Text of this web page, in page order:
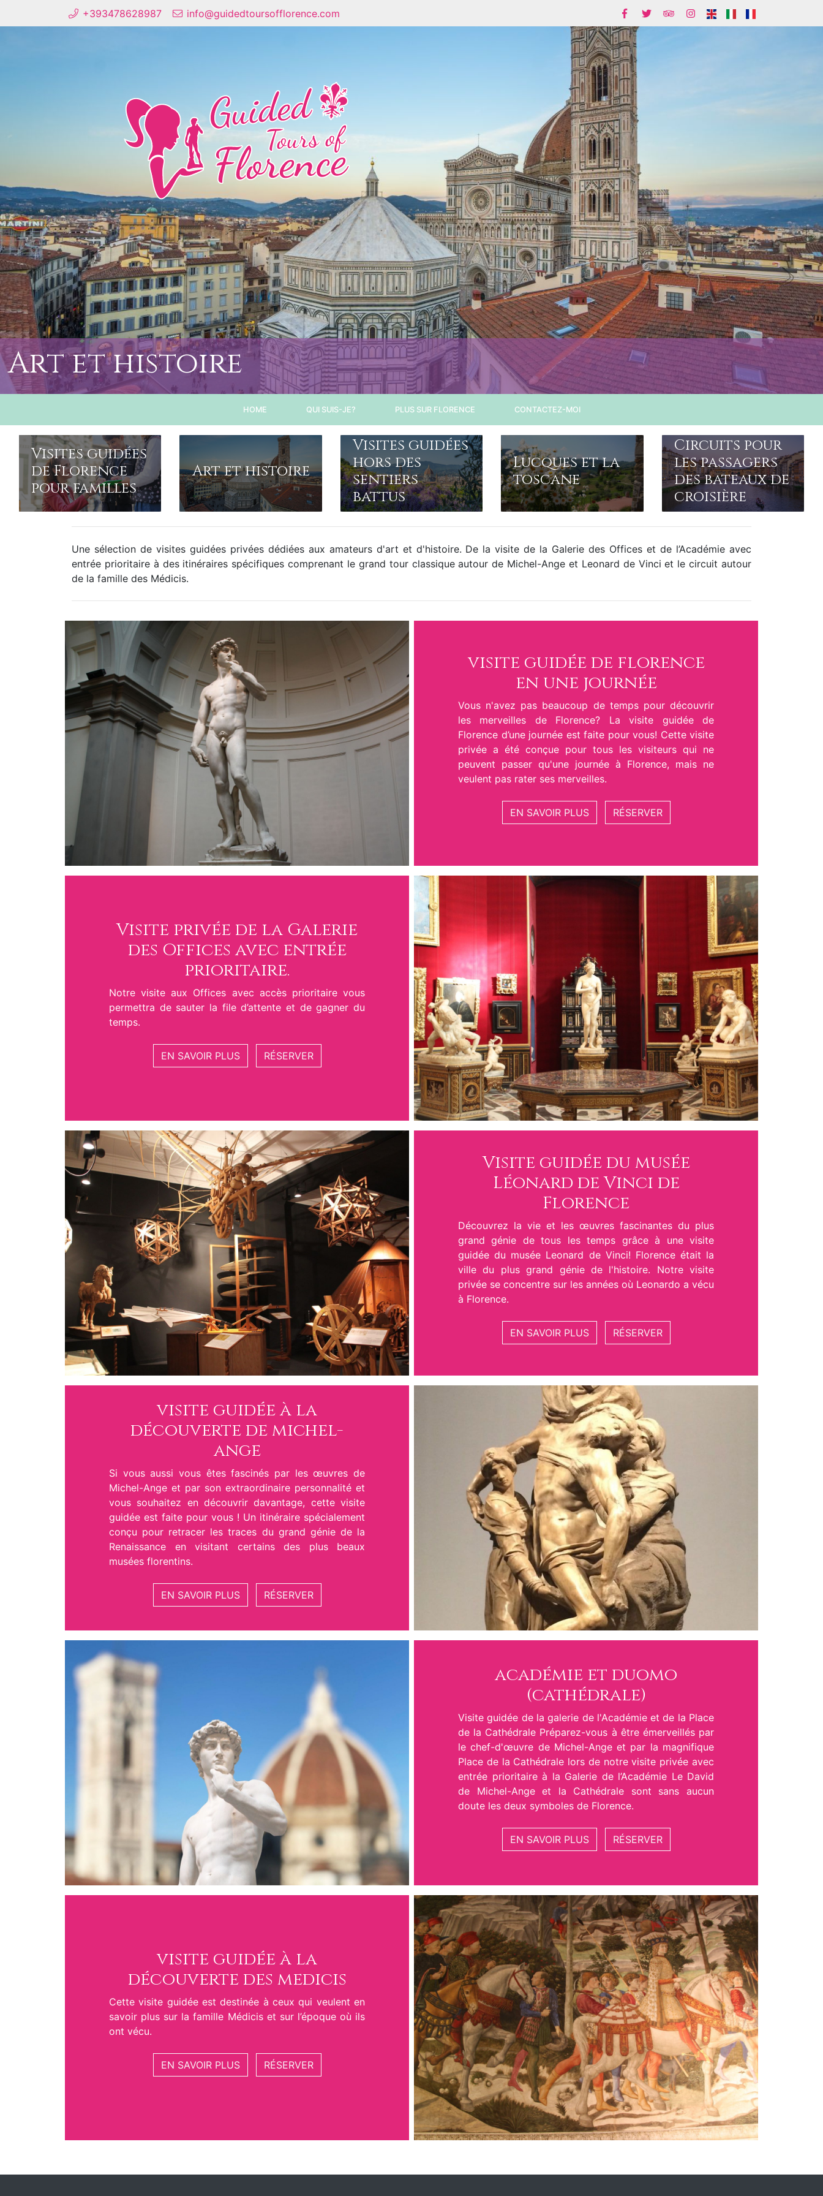
+393478628987 info@guidedtoursofflorence.com
Art et histoire
HOME QUI SUIS-JE? PLUS SUR FLORENCE CONTACTEZ-MOI
Visites guidées
de Florence
pour familles
Art et histoire
Visites guidées
hors des
sentiers
battus
Lucques et la
toscane
Circuits pour
les passagers
des bateaux de
croisière
Une sélection de visites guidées privées dédiées aux amateurs d'art et d'histoire. De la visite de la Galerie des Offices et de l’Académie avec
entrée prioritaire à des itinéraires spécifiques comprenant le grand tour classique autour de Michel-Ange et Leonard de Vinci et le circuit autour
de la famille des Médicis.
visite guidée de florence
en une journée
Vous n'avez pas beaucoup de temps pour découvrir
les merveilles de Florence? La visite guidée de
Florence d’une journée est faite pour vous! Cette visite
privée a été conçue pour tous les visiteurs qui ne
peuvent passer qu'une journée à Florence, mais ne
veulent pas rater ses merveilles.
EN SAVOIR PLUS RÉSERVER
Visite privée de la Galerie
des Offices avec entrée
prioritaire.
Notre visite aux Offices avec accès prioritaire vous
permettra de sauter la file d’attente et de gagner du
temps.
EN SAVOIR PLUS RÉSERVER
Visite guidée du musée
Léonard de Vinci de
Florence
Découvrez la vie et les œuvres fascinantes du plus
grand génie de tous les temps grâce à une visite
guidée du musée Leonard de Vinci! Florence était la
ville du plus grand génie de l'histoire. Notre visite
privée se concentre sur les années où Leonardo a vécu
à Florence.
EN SAVOIR PLUS RÉSERVER
visite guidée à la
découverte de michel-
ange
Si vous aussi vous êtes fascinés par les œuvres de
Michel-Ange et par son extraordinaire personnalité et
vous souhaitez en découvrir davantage, cette visite
guidée est faite pour vous ! Un itinéraire spécialement
conçu pour retracer les traces du grand génie de la
Renaissance en visitant certains des plus beaux
musées florentins.
EN SAVOIR PLUS RÉSERVER
académie et duomo
(cathédrale)
Visite guidée de la galerie de l'Académie et de la Place
de la Cathédrale Préparez-vous à être émerveillés par
le chef-d'œuvre de Michel-Ange et par la magnifique
Place de la Cathédrale lors de notre visite privée avec
entrée prioritaire à la Galerie de l’Académie Le David
de Michel-Ange et la Cathédrale sont sans aucun
doute les deux symboles de Florence.
EN SAVOIR PLUS RÉSERVER
visite guidée à la
découverte des medicis
Cette visite guidée est destinée à ceux qui veulent en
savoir plus sur la famille Médicis et sur l’époque où ils
ont vécu.
EN SAVOIR PLUS RÉSERVER